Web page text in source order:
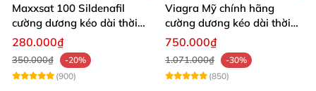
Maxxsat 100 Sildenafil
cường dương kéo dài thời
gian cho nam
280.000₫
350.000₫
-20%
(900)
Viagra Mỹ chính hãng
cường dương kéo dài thời
gian nhập khẩu
750.000₫
1.071.000₫
-30%
(850)